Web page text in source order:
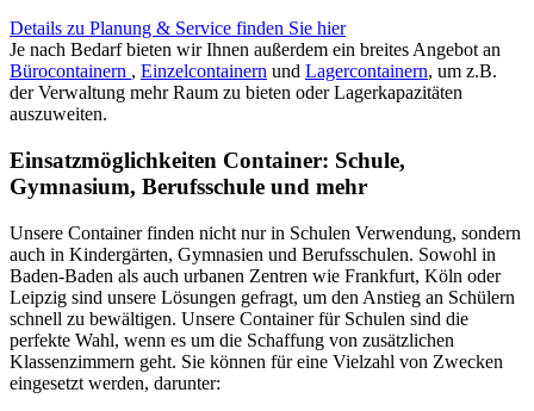
Details zu Planung & Service finden Sie hier
Je nach Bedarf bieten wir Ihnen außerdem ein breites Angebot an
Bürocontainern , Einzelcontainern und Lagercontainern, um z.B.
der Verwaltung mehr Raum zu bieten oder Lagerkapazitäten
auszuweiten.
Einsatzmöglichkeiten Container: Schule,
Gymnasium, Berufsschule und mehr
Unsere Container finden nicht nur in Schulen Verwendung, sondern
auch in Kindergärten, Gymnasien und Berufsschulen. Sowohl in
Baden-Baden als auch urbanen Zentren wie Frankfurt, Köln oder
Leipzig sind unsere Lösungen gefragt, um den Anstieg an Schülern
schnell zu bewältigen. Unsere Container für Schulen sind die
perfekte Wahl, wenn es um die Schaffung von zusätzlichen
Klassenzimmern geht. Sie können für eine Vielzahl von Zwecken
eingesetzt werden, darunter: